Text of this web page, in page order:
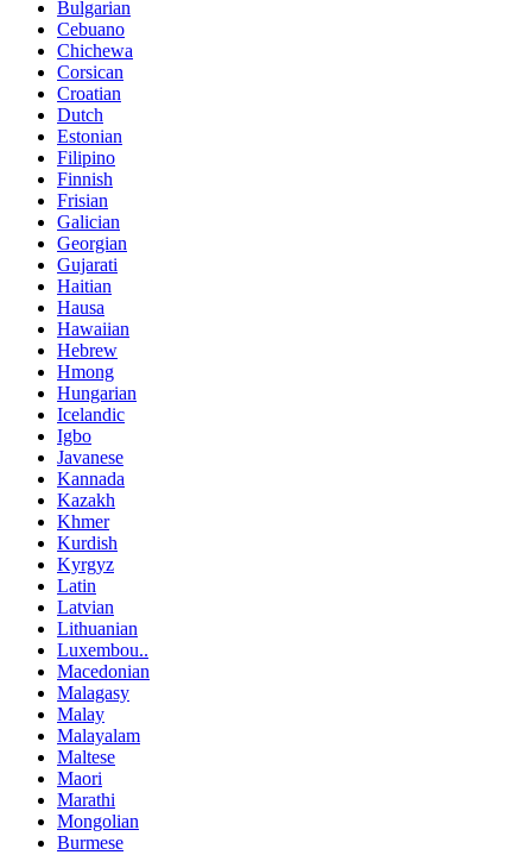
Bulgarian
Cebuano
Chichewa
Corsican
Croatian
Dutch
Estonian
Filipino
Finnish
Frisian
Galician
Georgian
Gujarati
Haitian
Hausa
Hawaiian
Hebrew
Hmong
Hungarian
Icelandic
Igbo
Javanese
Kannada
Kazakh
Khmer
Kurdish
Kyrgyz
Latin
Latvian
Lithuanian
Luxembou..
Macedonian
Malagasy
Malay
Malayalam
Maltese
Maori
Marathi
Mongolian
Burmese